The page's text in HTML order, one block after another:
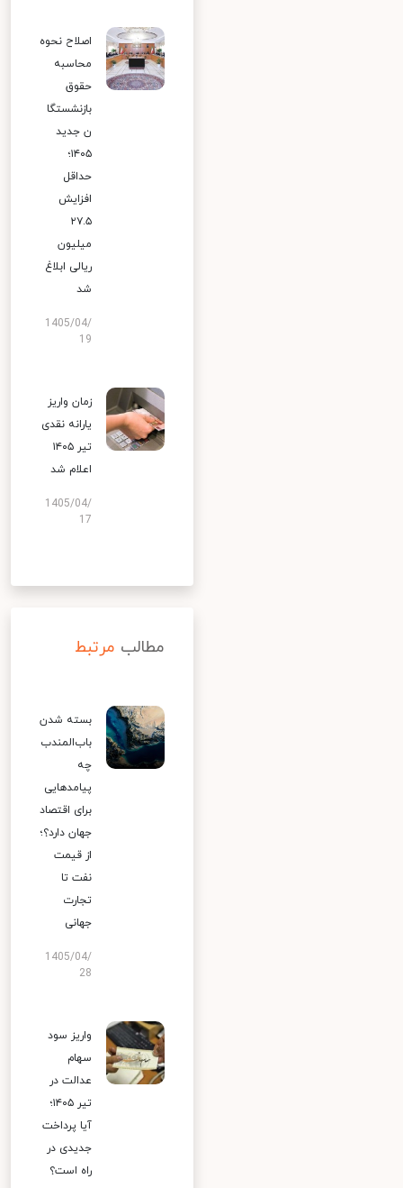
اصلاح نحوه
محاسبه
حقوق
بازنشستگا
ن جدید
۱۴۰۵؛
حداقل
افزایش
۲۷.۵
میلیون
ریالی ابلاغ
شد
1405/04/
19
زمان واریز
یارانه نقدی
تیر ۱۴۰۵
اعلام شد
1405/04/
17
مطالب مرتبط
بسته شدن
باب‌المندب
چه
پیامدهایی
برای اقتصاد
جهان دارد؟؛
از قیمت
نفت تا
تجارت
جهانی
1405/04/
28
واریز سود
سهام
عدالت در
تیر ۱۴۰۵؛
آیا پرداخت
جدیدی در
راه است؟